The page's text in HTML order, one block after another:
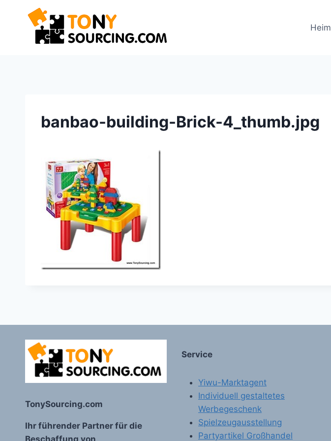
Heim
banbao-building-Brick-4_thumb.jpg
TonySourcing.com
Ihr führender Partner für die
Service
Yiwu-Marktagent
Individuell gestaltetes
Werbegeschenk
Spielzeugausstellung
Partyartikel Großhandel